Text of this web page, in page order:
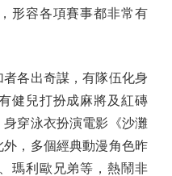
形容各項賽事都非常有
各出奇謀，有隊伍化身
健兒打扮成麻將及紅磚
穿泳衣扮演電影《沙灘
，多個經典動漫角色昨
瑪利歐兄弟等，熱鬧非